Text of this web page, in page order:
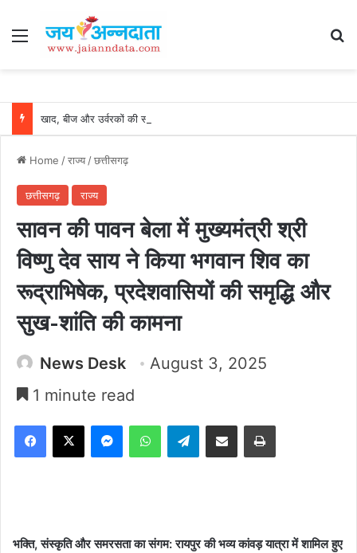
Menu
Home /राज्य/छत्तीसगढ़
छत्तीसगढ़ राज्य
सावन की पावन बेला में मुख्यमंत्री श्री
विष्णु देव साय ने किया भगवान शिव का
रूद्राभिषेक, प्रदेशवासियों की समृद्धि और
सुख-शांति की कामना
News Desk
August 3, 2025
1 minute read
Facebook
X MessengerWhatsAppTelegramShare via Email Print
भक्ति, संस्कृति और समरसता का संगम: रायपुर की भव्य कांवड़ यात्रा में शामिल हुए